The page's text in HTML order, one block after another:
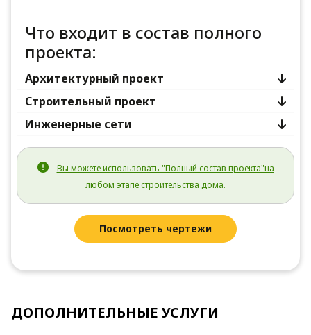
Что входит в состав полного
проекта:
Архитектурный проект
Строительный проект
Инженерные сети
Вы можете использовать "Полный состав проекта"на
любом этапе строительства дома.
Посмотреть чертежи
ДОПОЛНИТЕЛЬНЫЕ УСЛУГИ